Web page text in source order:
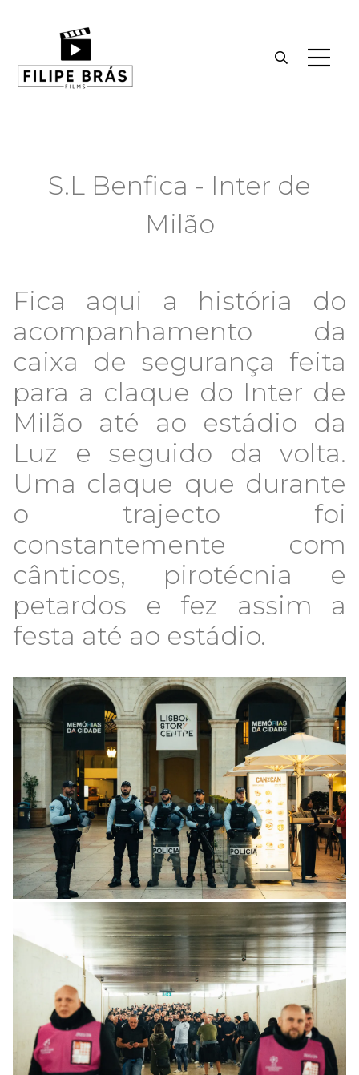
S.L Benfica - Inter de
Milão
Fica aqui a história do
acompanhamento da
caixa de segurança feita
para a claque do Inter de
Milão até ao estádio da
Luz e seguido da volta.
Uma claque que durante
o trajecto foi
constantemente com
cânticos, pirotécnia e
petardos e fez assim a
festa até ao estádio.